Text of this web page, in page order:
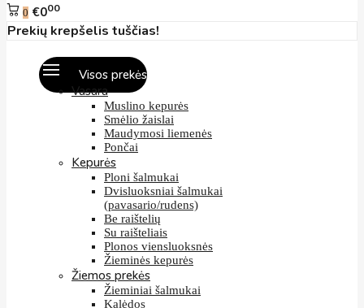
0 €000
Prekių krepšelis tuščias!
Visos prekės
Vasara
Muslino kepurės
Smėlio žaislai
Maudymosi liemenės
Pončai
Kepurės
Ploni šalmukai
Dvisluoksniai šalmukai
(pavasario/rudens)
Be raištelių
Su raišteliais
Plonos viensluoksnės
Žieminės kepurės
Žiemos prekės
Žieminiai šalmukai
Kalėdos